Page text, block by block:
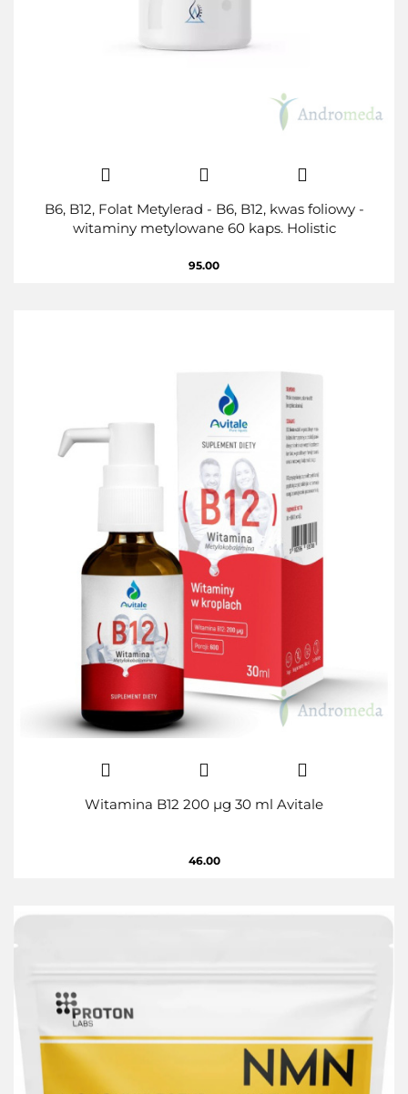
B6, B12, Folat Metylerad - B6, B12, kwas foliowy -
witaminy metylowane 60 kaps. Holistic
95.00
Witamina B12 200 µg 30 ml Avitale
46.00